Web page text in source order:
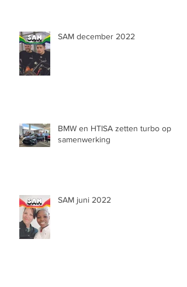
SAM december 2022
BMW en HTISA zetten turbo op
samenwerking
SAM juni 2022